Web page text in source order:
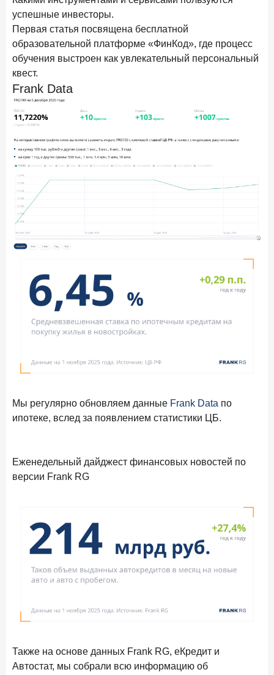
24 ноября 2025 года ИССЛЕДОВАНИЕ
Ипотека. Итоги октября 2025 года
Рассылка Frank RG
Итоги недели, наша трактовка основных событий
на банковском рынке
ПОДПИСАТЬСЯ
успешные инвесторы.
Первая статья посвящена бесплатной
образовательной платформе «ФинКод», где процесс
обучения выстроен как увлекательный персональный
квест.
Frank Data
Мы регулярно обновляем данные Frank Data по
ипотеке, вслед за появлением статистики ЦБ.
Еженедельный дайджест финансовых новостей по
версии Frank RG
Также на основе данных Frank RG, еКредит и
Автостат, мы собрали всю информацию об